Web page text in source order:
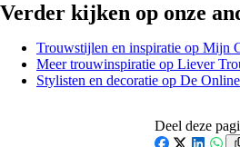
Verder kijken op onze
Trouwstijlen en inspiratie op Mijn
Meer trouwinspiratie op Liever
Stylisten en decoratie op De
Deel deze